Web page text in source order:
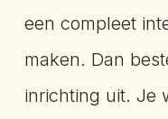
een compleet
maken. Dan
inrichting uit. Je